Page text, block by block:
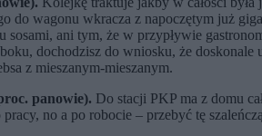
do wagonu wkracza z napoczętym już
sosami, ani tym, że w przypływie
dochodzisz do wniosku, że doskonale
z mieszanym-mieszanym.
panowie). Do stacji PKP ma z domu
no a po robocie – przebyć tę